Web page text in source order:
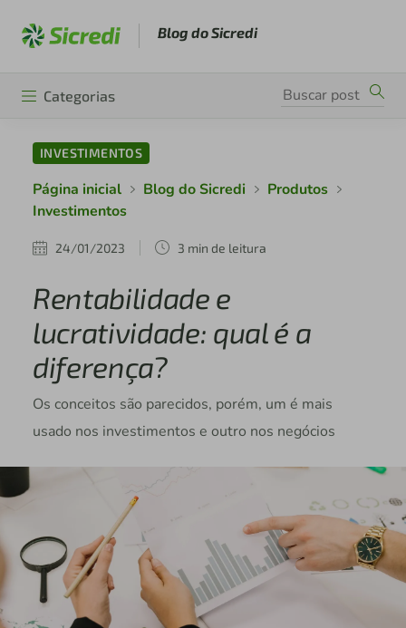
Blog do Sicredi
Categorias
INVESTIMENTOS
Página inicial Blog do Sicredi
Produtos
Investimentos
24/01/2023 3 min de leitura
Rentabilidade e
lucratividade: qual é a
diferença?
Os conceitos são parecidos, porém, um é mais
usado nos investimentos e outro nos negócios